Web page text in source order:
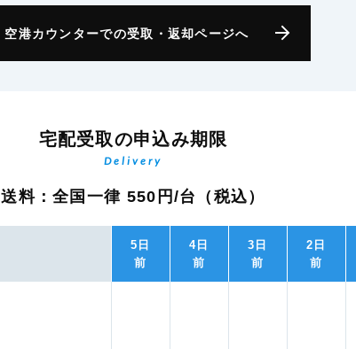
空港カウンターでの受取・返却ページへ
宅配受取の申込み期限
Delivery
送料：全国一律 550円/台（税込）
5日
前
4日
前
3日
前
2日
前